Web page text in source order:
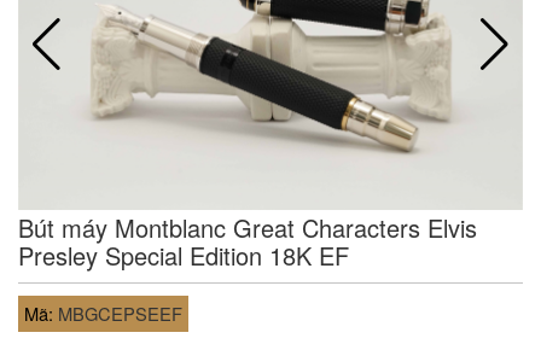
Bút máy Montblanc Great Characters Elvis
Presley Special Edition 18K EF
Mã: MBGCEPSEEF